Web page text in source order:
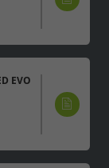
EVO